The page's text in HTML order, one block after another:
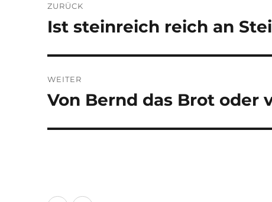
ZURÜCK
Vorheriger
Ist steinreich reich an
WEITER
Nächster
Von Bernd das Brot oder